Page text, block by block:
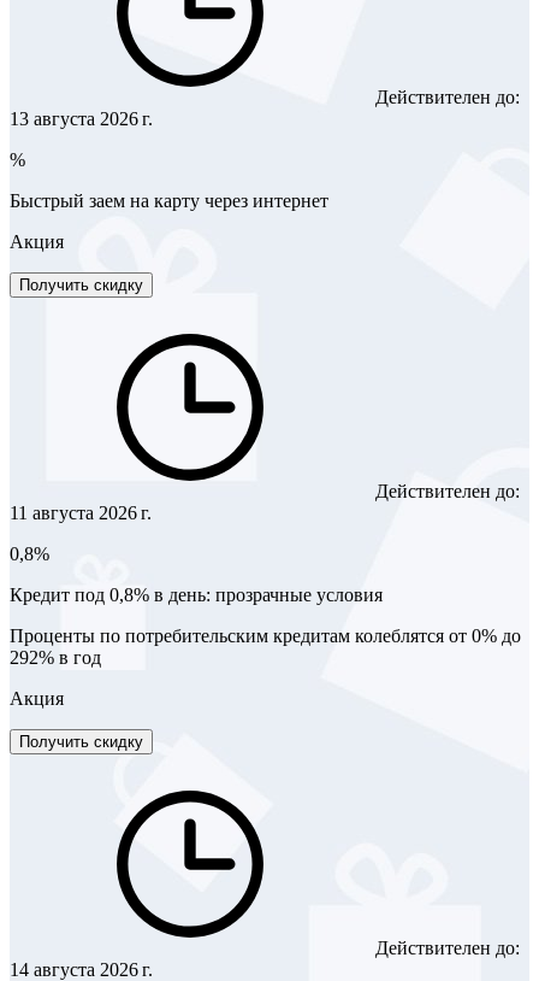
Действителен до:
13 августа 2026 г.
%
Быстрый заем на карту через интернет
Акция
Получить скидку
Действителен до:
11 августа 2026 г.
0,8%
Кредит под 0,8% в день: прозрачные условия
Проценты по потребительским кредитам колеблятся от 0% до
292% в год
Акция
Получить скидку
Действителен до:
14 августа 2026 г.